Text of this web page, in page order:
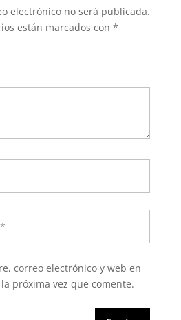
electrónico no será publicada.
están marcados con *
correo electrónico y web en
próxima vez que comente.